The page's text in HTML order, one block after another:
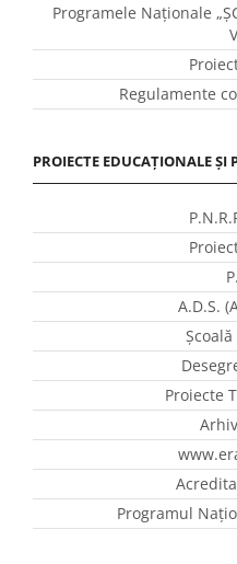
Programele Naţionale
Regulamente
PROIECTE EDUCAȚIONALE
A.D.S.
Proiecte
Programul